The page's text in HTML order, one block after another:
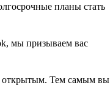
планы стать
мы призываем вас
открытым. Тем самым вы